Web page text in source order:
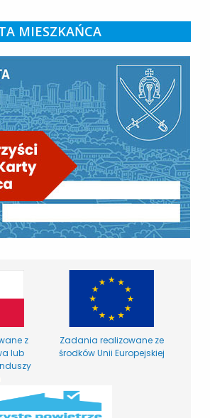
MIESZKAŃCA
z
lub
Zadania realizowane ze
środków Unii Europejskiej